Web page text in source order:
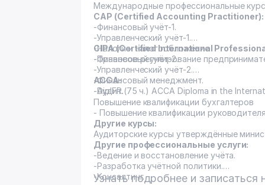
Международные профессиональные
CAP (Certified Accounting Practitioner):
-Финансовый учёт-1.
-Управленческий учёт-1.
-Налоги и налогообложение
-Правовое регулирование
CIPA (Certified International
-Финансовый учёт-2.
-Управленческий учёт-2.
-Финансовый менеджмент.
-Аудит.
ACCA:
-DipIFR.(75 ч.) ACCA Diploma in the
Повышение квалификации бухгалтеров
- Повышение квалификации
Другие курсы:
Аудиторские курсы утверждённые
Другие профессиональные услуги:
-Ведение и восстановление учёта.
-Разработка учётной политики.
-Консалтинг.
Узнать подробнее и